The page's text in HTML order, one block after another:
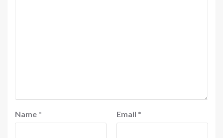
Name * Email *